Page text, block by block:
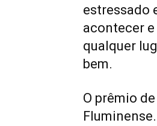
estressado
acontecer e
qualquer
bem.
O prêmio